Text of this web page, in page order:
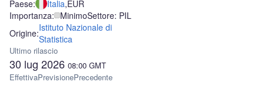
Paese: Italia,EUR
Importanza: MinimoSettore: PIL
Origine:Istituto Nazionale di
Statistica
Ultimo rilascio
30 lug 2026 08:00 GMT
EffettivaPrevisionePrecedente